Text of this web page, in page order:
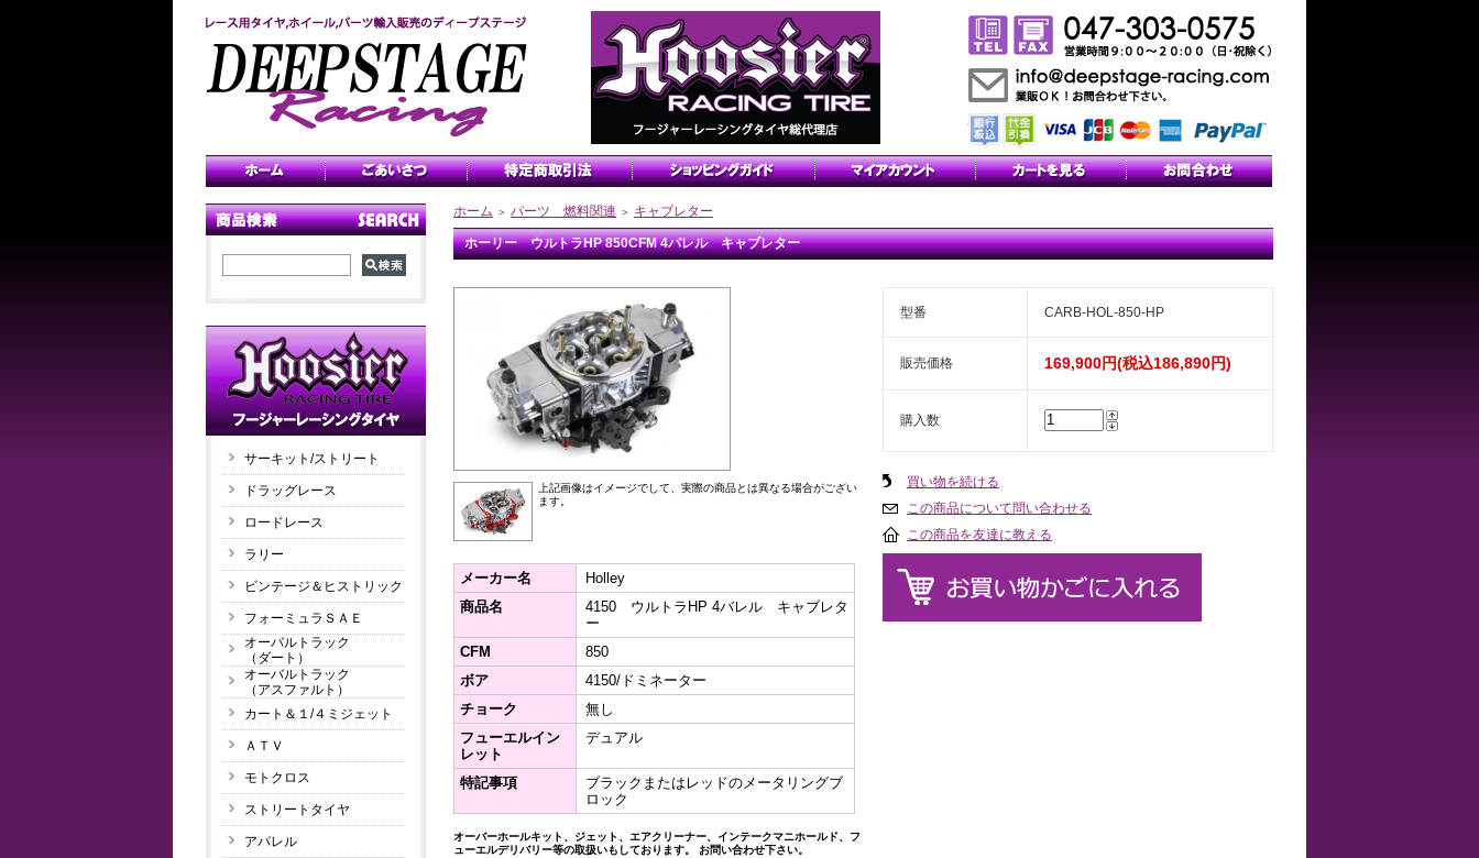
サーキット/ストリート
ドラッグレース
ロードレース
ラリー
ビンテージ＆ヒストリック
フォーミュラＳＡＥ
オーバルトラック
（ダート）
オーバルトラック
（アスファルト）
カート＆１/４ミジェット
ＡＴＶ
モトクロス
ストリートタイヤ
アパレル
ホーム ＞ パーツ 燃料関連 ＞ キャブレター
ホーリー ウルトラHP 850CFM 4バレル キャブレター
上記画像はイメージでして、実際の商品とは異なる場合がござい
ます。
メーカー名
Holley
商品名
4150 ウルトラHP 4バレル キャブレタ
ー
CFM
850
ボア
4150/ドミネーター
チョーク
無し
フューエルイン
レット
デュアル
特記事項
ブラックまたはレッドのメータリングブ
ロック
オーバーホールキット、ジェット、エアクリーナー、インテークマニホールド、フ
ューエルデリバリー等の取扱いもしております。 お問い合わせ下さい。
型番 CARB-HOL-850-HP
販売価格 169,900円(税込186,890円)
購入数
買い物を続ける
この商品について問い合わせる
この商品を友達に教える